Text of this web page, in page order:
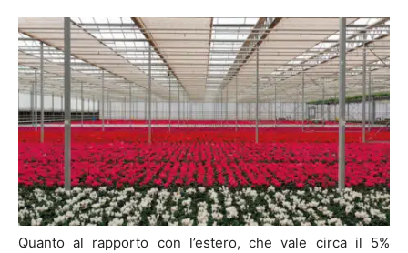
Quanto al rapporto con l’estero, che vale circa il 5%